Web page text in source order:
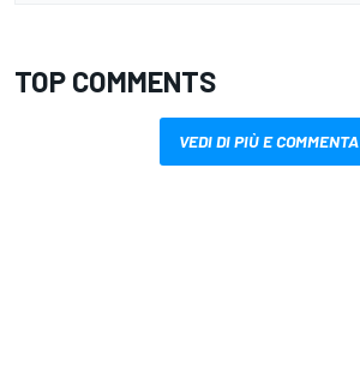
TOP COMMENTS
VEDI DI PIÙ E COMMENTA